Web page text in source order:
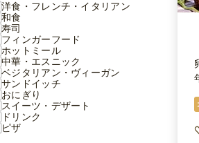
洋食・フレンチ・イタリアン
和食
寿司
フィンガーフード
ホットミール
中華・エスニック
ベジタリアン・ヴィーガン
サンドイッチ
おにぎり
スイーツ・デザート
ドリンク
ピザ